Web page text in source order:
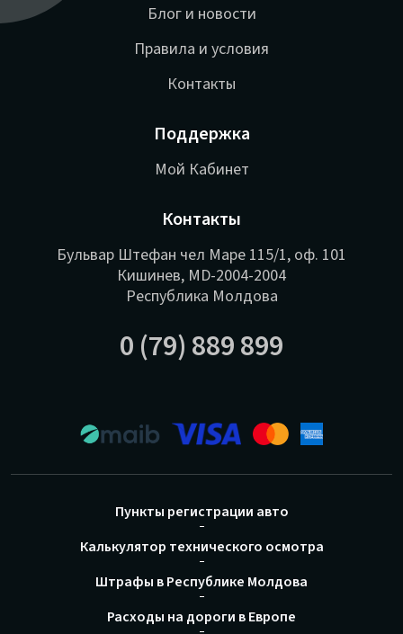
Блог и новости
Правила и условия
Контакты
Поддержка
Мой Кабинет
Контакты
Бульвар Штефан чел Маре 115/1, оф. 101
Кишинев, MD-2004-2004
Республика Молдова
0 (79) 889 899
Пункты регистрации авто
Калькулятор технического осмотра
Штрафы в Республике Молдова
Расходы на дороги в Европе